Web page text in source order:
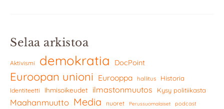
Selaa arkistoa
Aktivismi demokratia DocPoint
Euroopan unioni Eurooppa hallitus Historia
Identiteetti Ihmisoikeudet ilmastonmuutos Kysy politiikasta
Maahanmuutto Media nuoret Perussuomalaiset podcast